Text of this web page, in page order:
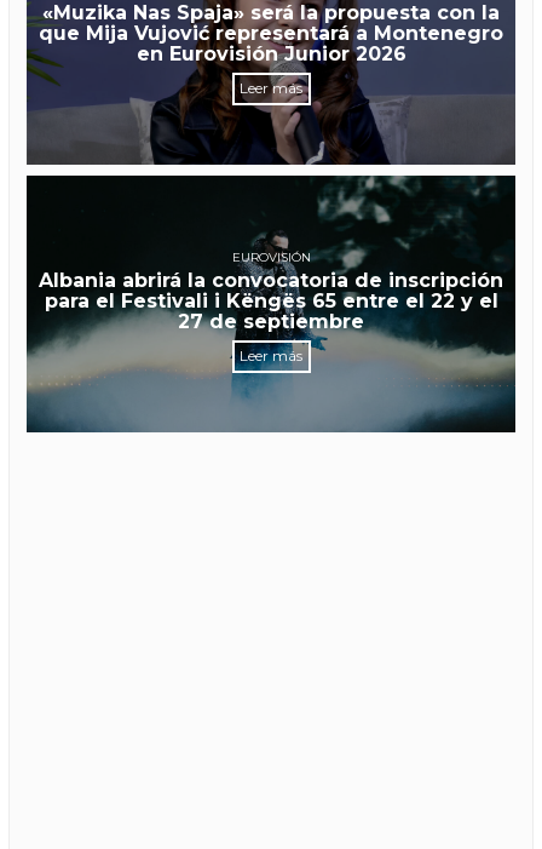
«Muzika Nas Spaja» será la propuesta con la
que Mija Vujović representará a Montenegro
en Eurovisión Junior 2026
Leer más
EUROVISIÓN
Albania abrirá la convocatoria de inscripción
para el Festivali i Këngës 65 entre el 22 y el
27 de septiembre
Leer más